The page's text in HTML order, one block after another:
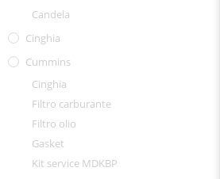
Candela
Cinghia
Cummins
Cinghia
Filtro carburante
Filtro olio
Gasket
Kit service MDKBP